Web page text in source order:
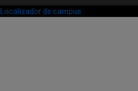
Localizador de campus